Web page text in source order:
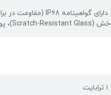
دارای گواهینامه IP68 (مقاومت در برابر غوطه ور شدن در آب به مدت 30 دقیقه تا عمق 6 متر و مقاومت کامل در برابر گرد و غبار)
خش (Scratch-Resistant Glass)، پوشش ضد چربی و اثر انگشت (Oleophobic Coating)
۱ ترابایت